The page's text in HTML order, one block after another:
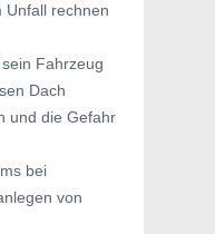
Unfall rechnen
Fahrzeug
Dach
und die Gefahr
bei
von